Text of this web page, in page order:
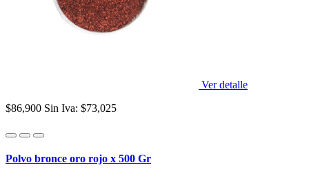
Ver detalle
$86,900 Sin Iva: $73,025
Polvo bronce oro rojo x 500 Gr